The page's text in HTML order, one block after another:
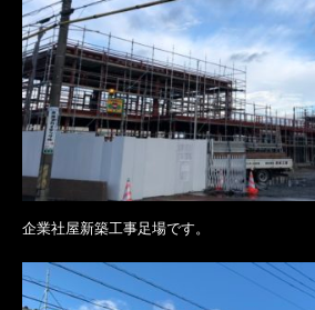
企業社屋新築工事足場です。